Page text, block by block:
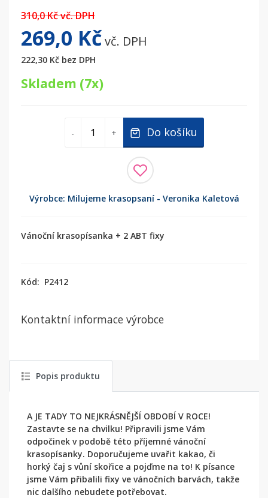
310,0 Kč vč. DPH
269,0 Kčvč. DPH
222,30 Kč bez DPH
Skladem (7x)
- + Do košíku
Výrobce: Milujeme krasopsaní - Veronika Kaletová
Vánoční krasopísanka + 2 ABT fixy
Kód: P2412
Kontaktní informace výrobce
Popis produktu
A JE TADY TO NEJKRÁSNĚJŠÍ OBDOBÍ V ROCE!
Zastavte se na chvilku! Připravili jsme Vám
odpočinek v podobě této příjemné vánoční
krasopísanky. Doporučujeme uvařit kakao, či
horký čaj s vůní skořice a pojďme na to! K písance
jsme Vám přibalili fixy ve vánočních barvách, takže
nic dalšího nebudete potřebovat.